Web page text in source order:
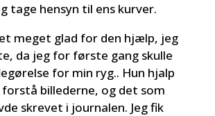
tage hensyn til ens kurver.
meget glad for den hjælp, jeg
da jeg for første gang skulle
for min ryg.. Hun hjalp
billederne, og det som
skrevet i journalen. Jeg fik